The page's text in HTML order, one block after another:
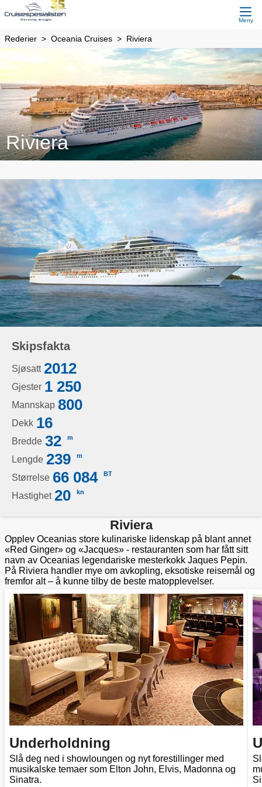
Meny
Rederier Oceania Cruises Riviera
Riviera
Skipsfakta
Sjøsatt 2012
Gjester 1 250
Mannskap 800
Dekk 16
Bredde 32 m
Lengde 239 m
Størrelse 66 084 BT
Hastighet 20 kn
Riviera
Opplev Oceanias store kulinariske lidenskap på blant annet
«Red Ginger» og «Jacques» - restauranten som har fått sitt
navn av Oceanias legendariske mesterkokk Jaques Pepin.
På Riviera handler mye om avkopling, eksotiske reisemål og
fremfor alt – å kunne tilby de beste matopplevelser.
Underholdning
Slå deg ned i showloungen og nyt forestillinger med
musikalske temaer som Elton John, Elvis, Madonna og
Sinatra.